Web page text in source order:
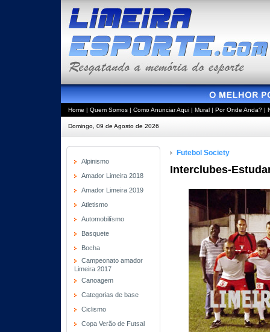
Home | Quem Somos | Como Anunciar Aqui | Mural | Por Onde Anda? |
Domingo, 09 de Agosto de 2026
Alpinismo
Amador Limeira 2018
Amador Limeira 2019
Atletismo
Automobilísmo
Basquete
Bocha
Campeonato amador
Limeira 2017
Canoagem
Categorias de base
Ciclismo
Copa Verão de Futsal
Futebol Society
Interclubes-